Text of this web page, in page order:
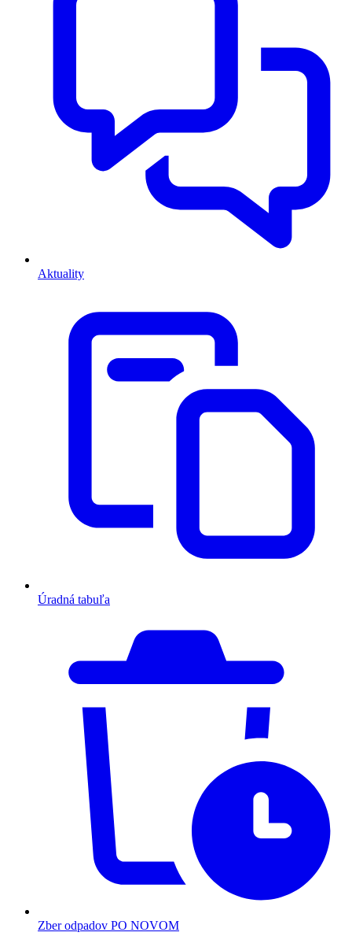
Aktuality
Úradná tabuľa
Zber odpadov PO NOVOM